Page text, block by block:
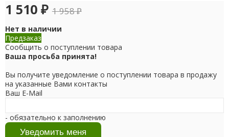
1 510 ₽ 1 958₽
Нет в наличии
Предзаказ
Сообщить о поступлении товара
Ваша просьба принята!
Вы получите уведомление о поступлении товара в продажу
на указанные Вами контакты
Ваш E-Mail
- обязательно к заполнению